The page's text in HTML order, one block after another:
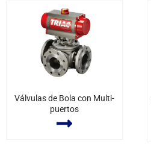
Válvulas de Bola con Multi-
puertos